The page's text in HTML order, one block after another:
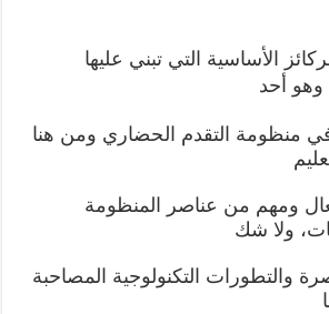
الأساسية التي تبني عليها
وهو أحد
في منظومة التقدم الحضاري ومن هنا
ومهم من عناصر المنظومة
ولا شك
والتطورات التكنولوجية المصاحبة